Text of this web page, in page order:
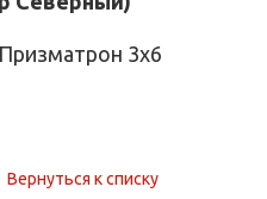
Призматрон 3х6
Вернуться к списку